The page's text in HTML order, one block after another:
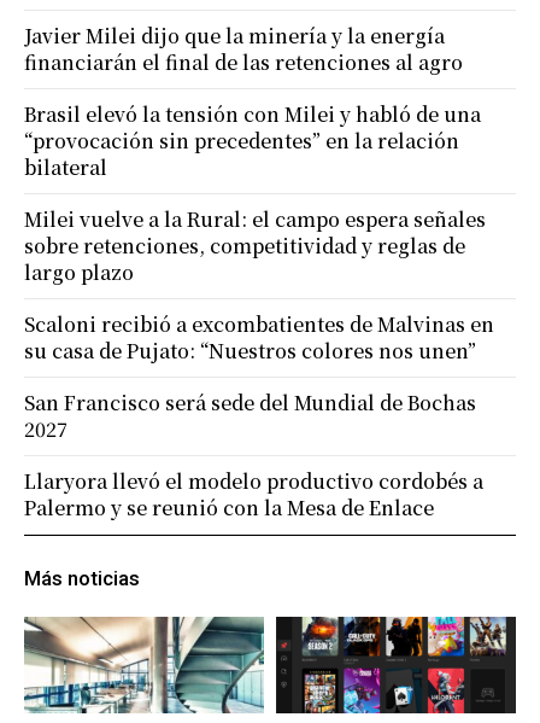
Más noticias
Javier Milei dijo que la minería y la energía
financiarán el final de las retenciones al agro
Brasil elevó la tensión con Milei y habló de una
“provocación sin precedentes” en la relación
bilateral
Milei vuelve a la Rural: el campo espera señales
sobre retenciones, competitividad y reglas de
largo plazo
Scaloni recibió a excombatientes de Malvinas en
su casa de Pujato: “Nuestros colores nos unen”
San Francisco será sede del Mundial de Bochas
2027
Llaryora llevó el modelo productivo cordobés a
Palermo y se reunió con la Mesa de Enlace